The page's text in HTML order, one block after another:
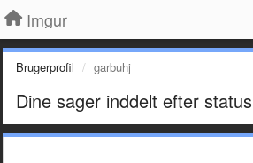
Imgur
Brugerprofil garbuhj
Dine sager inddelt efter status